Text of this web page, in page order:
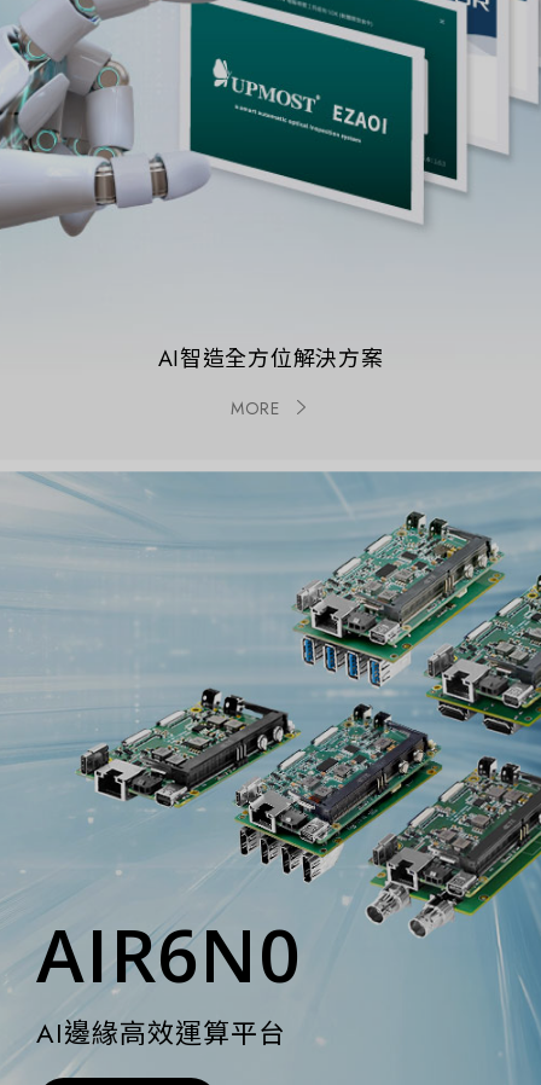
AI智造全方位解決方案
MORE
AIR6N0
AI邊緣高效運算平台